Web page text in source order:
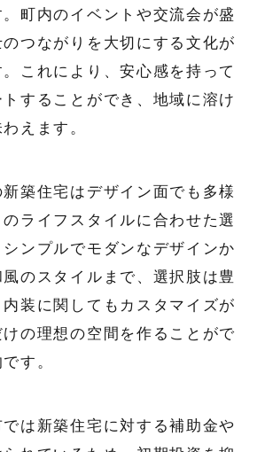
町内のイベントや交流会が盛
つながりを大切にする文化が
これにより、安心感を持って
することができ、地域に溶け
えます。
築住宅はデザイン面でも多様
ライフスタイルに合わせた選
ンプルでモダンなデザインか
のスタイルまで、選択肢は豊
装に関してもカスタマイズが
の理想の空間を作ることがで
す。
は新築住宅に対する補助金や